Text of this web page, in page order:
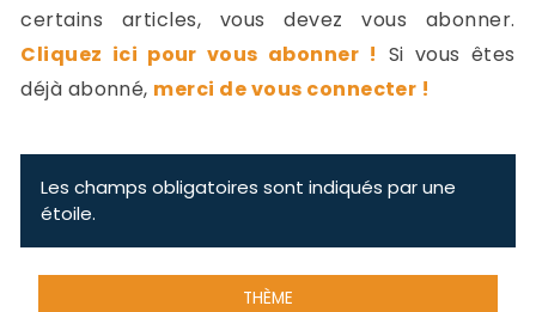
certains articles, vous devez vous abonner.
Cliquez ici pour vous abonner ! Si vous êtes
déjà abonné, merci de vous connecter !
Les champs obligatoires sont indiqués par une
étoile.
THÈME